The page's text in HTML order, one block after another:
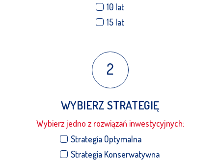
10 lat
15 lat
2
WYBIERZ STRATEGIĘ
Wybierz jedno z rozwiązań inwestycyjnych:
Strategia Optymalna
Strategia Konserwatywna